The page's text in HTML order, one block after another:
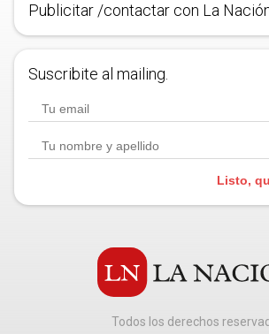
Publicitar /contactar con La
Suscribite al mailing.
Listo,
Todos los derechos